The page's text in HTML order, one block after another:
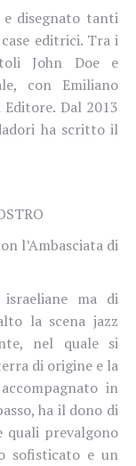
disegnato tanti
editrici. Tra i
John Doe e
con Emiliano
Dal 2013
ha scritto il
l’Ambasciata di
ma di
la scena jazz
nel quale si
di origine e la
in
ha il dono di
quali prevalgono
sofisticato e un